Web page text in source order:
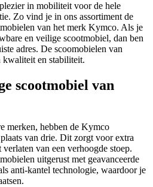
in mobiliteit voor de hele
Zo vind je in ons assortiment de
van het merk Kymco. Als je
en veilige scootmobiel, dan ben
adres. De scoomobielen van
kwaliteit en stabiliteit.
scootmobiel van
merken, hebben de Kymco
van drie. Dit zorgt voor extra
van een verhoogde stoep.
uitgerust met geavanceerde
anti-kantel technologie, waardoor je